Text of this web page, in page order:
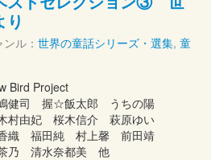
り
ンル： 世界の童話シリーズ・選集, 童
Bird Project
健司 握☆飯太郎 うちの陽
村由妃 桜木信介 萩原ゆい
織 福田純 村上馨 前田靖
乃 清水奈都美 他